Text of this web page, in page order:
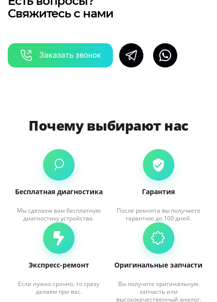
Свяжитесь с нами
Заказать звонок
Почему выбирают нас
Бесплатная диагностика
Мы сделаем вам бесплатную
диагностику устройства.
Гарантия
После ремонта вы получаете
гарантию до 100 дней.
Экспресс-ремонт
Если нужно срочно, то сразу
делаем при вас.
Оригинальные запчасти
Вы получите оригинальную
запчасть или
высококачественный аналог.